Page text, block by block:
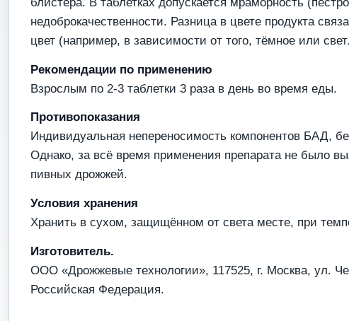
недоброкачественности. Разница в цвете продукта
цвет (например, в зависимости от того, тёмное или
Рекомендации по применению
Взрослым по 2-3 таблетки 3 раза в день во время еды.
Противопоказания
Индивидуальная непереносимость компонентов БАД,
Однако, за всё время применения препарата не было
пивных дрожжей.
Условия хранения
Хранить в сухом, защищённом от света месте, при
Изготовитель.
ООО «Дрожжевые технологии», 117525, г. Москва, ул.
Российская Федерация.